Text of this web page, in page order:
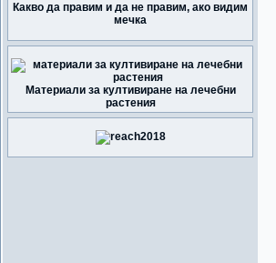
Какво да правим и да не правим, ако видим
мечка
Материали за култивиране на лечебни
растения